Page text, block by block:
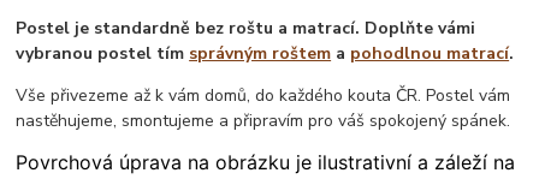
Postel je standardně bez roštu a matrací. Doplňte vámi
vybranou postel tím správným roštem a pohodlnou matrací.
Vše přivezeme až k vám domů, do každého kouta ČR. Postel vám
nastěhujeme, smontujeme a připravím pro váš spokojený spánek.
Povrchová úprava na obrázku je ilustrativní a záleží na